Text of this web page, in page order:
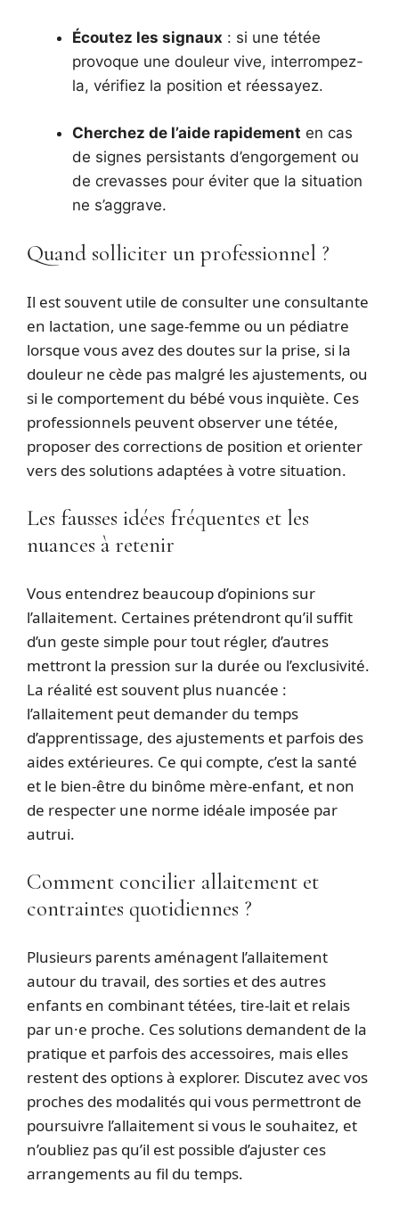
Écoutez les signaux : si une tétée
provoque une douleur vive, interrompez-
la, vérifiez la position et réessayez.
Cherchez de l’aide rapidement en cas
de signes persistants d’engorgement ou
de crevasses pour éviter que la situation
ne s’aggrave.
Quand solliciter un professionnel ?
Il est souvent utile de consulter une consultante
en lactation, une sage‑femme ou un pédiatre
lorsque vous avez des doutes sur la prise, si la
douleur ne cède pas malgré les ajustements, ou
si le comportement du bébé vous inquiète. Ces
professionnels peuvent observer une tétée,
proposer des corrections de position et orienter
vers des solutions adaptées à votre situation.
Les fausses idées fréquentes et les
nuances à retenir
Vous entendrez beaucoup d’opinions sur
l’allaitement. Certaines prétendront qu’il suffit
d’un geste simple pour tout régler, d’autres
mettront la pression sur la durée ou l’exclusivité.
La réalité est souvent plus nuancée :
l’allaitement peut demander du temps
d’apprentissage, des ajustements et parfois des
aides extérieures. Ce qui compte, c’est la santé
et le bien‑être du binôme mère‑enfant, et non
de respecter une norme idéale imposée par
autrui.
Comment concilier allaitement et
contraintes quotidiennes ?
Plusieurs parents aménagent l’allaitement
autour du travail, des sorties et des autres
enfants en combinant tétées, tire‑lait et relais
par un·e proche. Ces solutions demandent de la
pratique et parfois des accessoires, mais elles
restent des options à explorer. Discutez avec vos
proches des modalités qui vous permettront de
poursuivre l’allaitement si vous le souhaitez, et
n’oubliez pas qu’il est possible d’ajuster ces
arrangements au fil du temps.